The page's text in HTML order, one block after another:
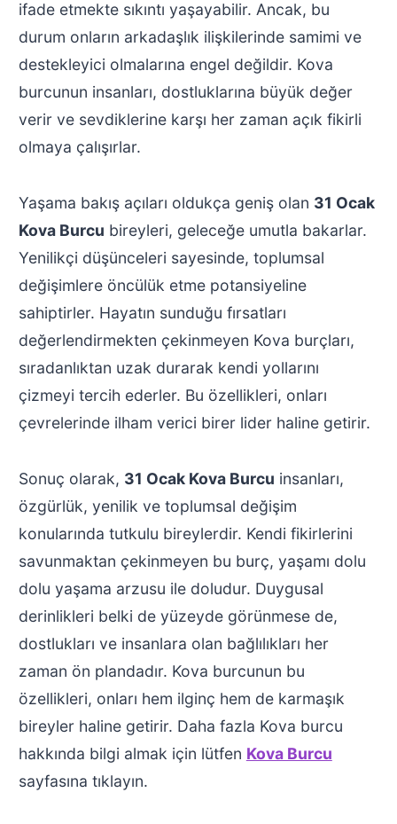
ifade etmekte sıkıntı yaşayabilir. Ancak, bu
durum onların arkadaşlık ilişkilerinde samimi ve
destekleyici olmalarına engel değildir. Kova
burcunun insanları, dostluklarına büyük değer
verir ve sevdiklerine karşı her zaman açık fikirli
olmaya çalışırlar.
Yaşama bakış açıları oldukça geniş olan 31 Ocak
Kova Burcu bireyleri, geleceğe umutla bakarlar.
Yenilikçi düşünceleri sayesinde, toplumsal
değişimlere öncülük etme potansiyeline
sahiptirler. Hayatın sunduğu fırsatları
değerlendirmekten çekinmeyen Kova burçları,
sıradanlıktan uzak durarak kendi yollarını
çizmeyi tercih ederler. Bu özellikleri, onları
çevrelerinde ilham verici birer lider haline getirir.
Sonuç olarak, 31 Ocak Kova Burcu insanları,
özgürlük, yenilik ve toplumsal değişim
konularında tutkulu bireylerdir. Kendi fikirlerini
savunmaktan çekinmeyen bu burç, yaşamı dolu
dolu yaşama arzusu ile doludur. Duygusal
derinlikleri belki de yüzeyde görünmese de,
dostlukları ve insanlara olan bağlılıkları her
zaman ön plandadır. Kova burcunun bu
özellikleri, onları hem ilginç hem de karmaşık
bireyler haline getirir. Daha fazla Kova burcu
hakkında bilgi almak için lütfen Kova Burcu
sayfasına tıklayın.